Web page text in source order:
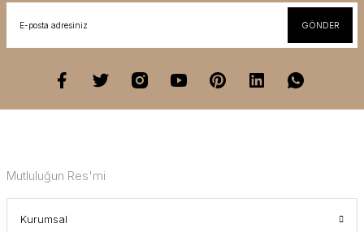
GÖNDER
Mutluluğun Res'mi
Kurumsal